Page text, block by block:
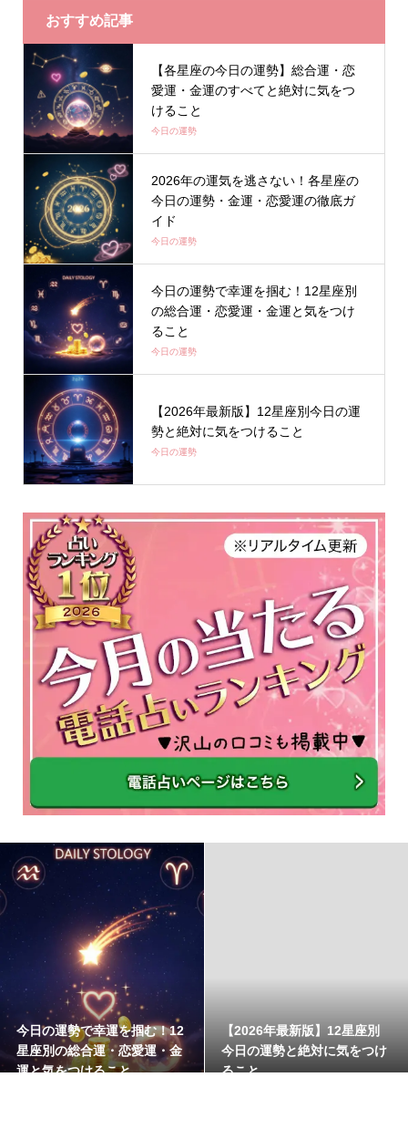
おすすめ記事
【各星座の今日の運勢】総合運・恋
愛運・金運のすべてと絶対に気をつ
けること
今日の運勢
2026年の運気を逃さない！各星座の
今日の運勢・金運・恋愛運の徹底ガ
イド
今日の運勢
今日の運勢で幸運を掴む！12星座別
の総合運・恋愛運・金運と気をつけ
ること
今日の運勢
【2026年最新版】12星座別今日の運
勢と絶対に気をつけること
今日の運勢
今日の運勢で幸運を掴む！12
星座別の総合運・恋愛運・金
運と気をつけること
【2026年最新版】12星座別
今日の運勢と絶対に気をつけ
ること